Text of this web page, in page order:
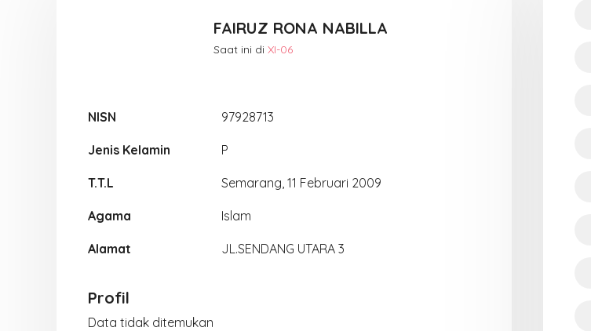
FAIRUZ RONA NABILLA
Saat ini di XI-06
NISN 97928713
Jenis Kelamin P
T.T.L Semarang, 11 Februari 2009
Agama Islam
Alamat JL.SENDANG UTARA 3
Profil
Data tidak ditemukan